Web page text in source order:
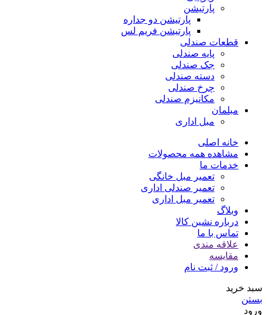
پارتیشن
پارتیشن دو جداره
پارتیشن فریم لس
قطعات صندلی
پایه صندلی
جک صندلی
دسته صندلی
چرخ صندلی
مکانیزم صندلی
مبلمان
مبل اداری
خانه اصلی
مشاهده همه محصولات
خدمات ما
تعمیر مبل خانگی
تعمیر صندلی اداری
تعمیر مبل اداری
وبلاگ
درباره نشین کالا
تماس با ما
علاقه مندی
مقایسه
ورود / ثبت نام
سبد خرید
بستن
ورود